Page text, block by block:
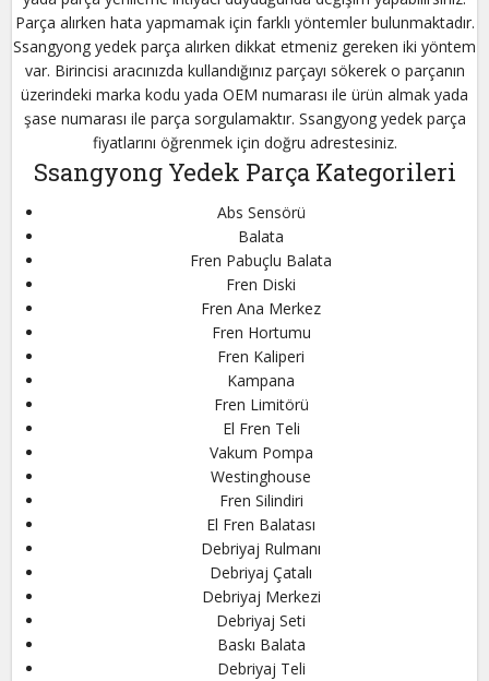
Parça alırken hata yapmamak için farklı yöntemler bulunmaktadır.
Ssangyong yedek parça alırken dikkat etmeniz gereken iki yöntem
var. Birincisi aracınızda kullandığınız parçayı sökerek o parçanın
üzerindeki marka kodu yada OEM numarası ile ürün almak yada
şase numarası ile parça sorgulamaktır. Ssangyong yedek parça
fiyatlarını öğrenmek için doğru adrestesiniz.
Ssangyong Yedek Parça Kategorileri
Abs Sensörü
Balata
Fren Pabuçlu Balata
Fren Diski
Fren Ana Merkez
Fren Hortumu
Fren Kaliperi
Kampana
Fren Limitörü
El Fren Teli
Vakum Pompa
Westinghouse
Fren Silindiri
El Fren Balatası
Debriyaj Rulmanı
Debriyaj Çatalı
Debriyaj Merkezi
Debriyaj Seti
Baskı Balata
Debriyaj Teli